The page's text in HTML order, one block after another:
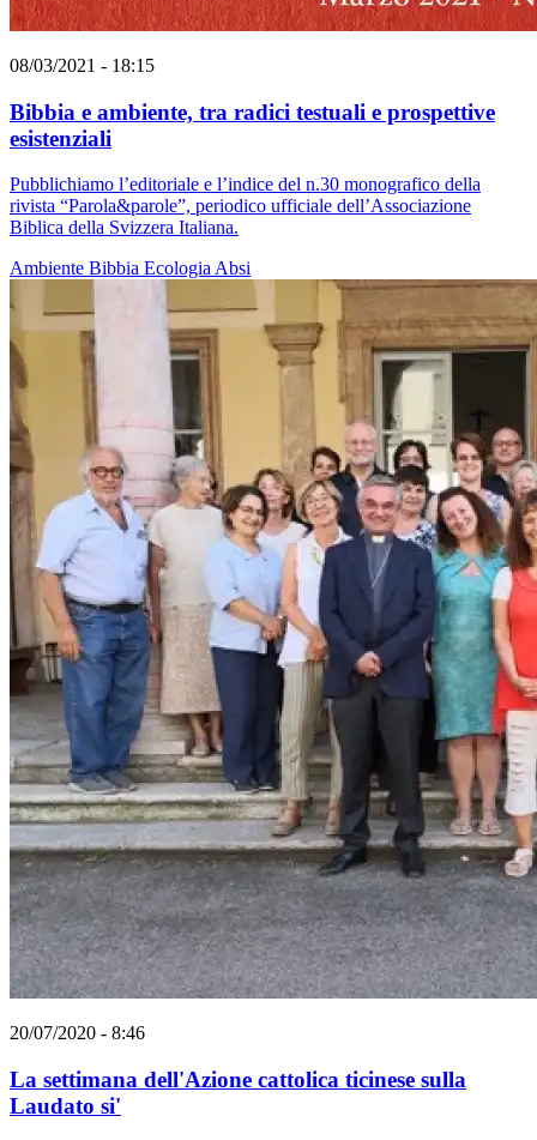
08/03/2021 - 18:15
Bibbia e ambiente, tra radici testuali e prospettive
esistenziali
Pubblichiamo l’editoriale e l’indice del n.30 monografico della
rivista “Parola&parole”, periodico ufficiale dell’Associazione
Biblica della Svizzera Italiana.
Ambiente Bibbia EcologiaAbsi
20/07/2020 - 8:46
La settimana dell'Azione cattolica ticinese sulla
Laudato si'